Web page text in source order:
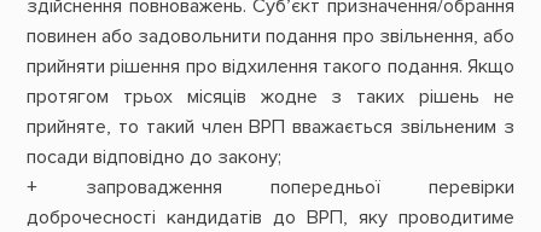
здійснення повноважень. Суб’єкт призначення/обрання
повинен або задовольнити подання про звільнення, або
прийняти рішення про відхилення такого подання. Якщо
протягом трьох місяців жодне з таких рішень не
прийняте, то такий член ВРП вважається звільненим з
посади відповідно до закону;
+ запровадження попередньої перевірки
доброчесності кандидатів до ВРП, яку проводитиме